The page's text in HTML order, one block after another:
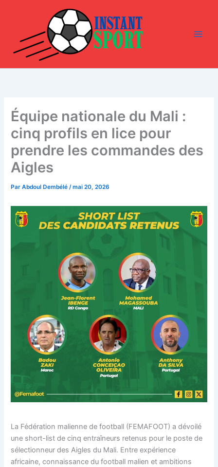
Équipe nationale du Mali :
cinq profils en lice pour
prendre les commandes des
Aigles
ParAbdoul Dembélé/mai 20, 2026
La Fédération malienne de football (FEMAFOOT) a dévoilé
une short-list de cinq entraîneurs retenus pour le poste de
sélectionneur des Aigles du Mali. Entre expérience
africaine, connaissance du football malien et ambitions